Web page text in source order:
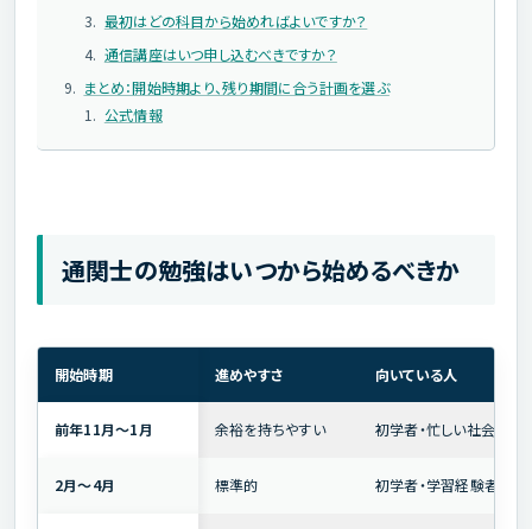
最初はどの科目から始めればよいですか？
通信講座はいつ申し込むべきですか？
まとめ：開始時期より、残り期間に合う計画を選ぶ
公式情報
通関士の勉強はいつから始めるべきか
開始時期 進めやすさ 向いている人
前年11月～1月 余裕を持ちやすい 初学者・忙しい社会人
2月～4月 標準的 初学者・学習経験者